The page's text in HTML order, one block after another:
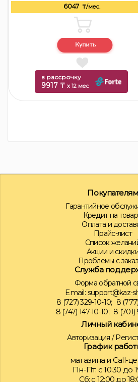
6047 ₸/мес.
в рассрочку
9917 ₸ x 12 мес
Покупателям
Гарантийное
Кредит на
Оплата и
Прайс-лист
Список
Акции и
Проблемы с
Служба
Форма обратной
Email: support@kaz-
8 (727) 329-10-10; 8
8 (747) 147-10-10; 8 (701)
Личный
Авторизация /
График
магазина и Call-
Пн-Пт: с 10:30 до
Сб: с 12:00 до